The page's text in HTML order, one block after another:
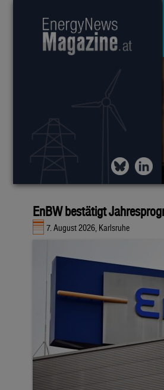
EnBW bestätigt
7. August 2026, Karlsruhe